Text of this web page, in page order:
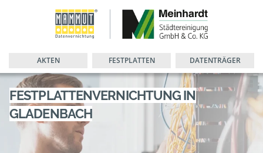
AKTEN FESTPLATTEN DATENTRÄGER
FESTPLATTENVERNICHTUNG IN
GLADENBACH